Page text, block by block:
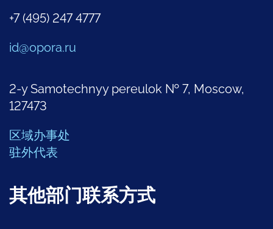
+7 (495) 247 4777
id@opora.ru
2-y Samotechnyy pereulok № 7, Moscow,
127473
区域办事处
驻外代表
其他部门联系方式